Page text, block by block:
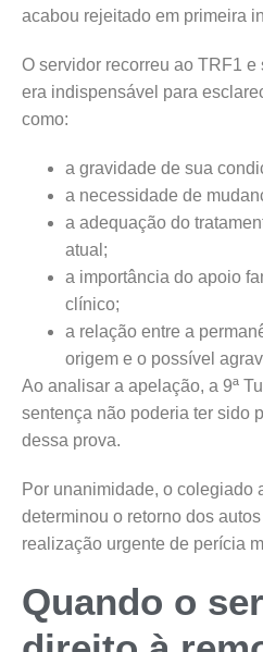
acabou rejeitado em primeira
O servidor recorreu ao TRF1
era indispensável para
como:
a gravidade de sua
a necessidade de
a adequação do
atual;
a importância do apoio
clínico;
a relação entre a
origem e o possível
Ao analisar a apelação, a 9ª
sentença não poderia ter sido
dessa prova.
Por unanimidade, o colegiado
determinou o retorno dos
realização urgente de perícia
Quando o